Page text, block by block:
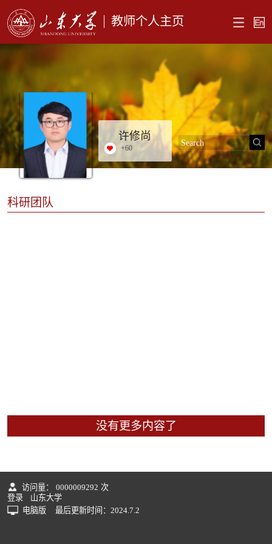
教师个人主页
许修尚
+60
科研团队
没有更多内容了
访问量： 0000009292 次
登录
山东大学
电脑版
最后更新时间： 2024. 7 2